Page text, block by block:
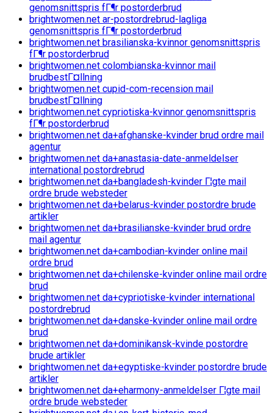
genomsnittspris fГ¶r postorderbrud
brightwomen.net ar-postordrebrud-lagliga
genomsnittspris fГ¶r postorderbrud
brightwomen.net brasilianska-kvinnor genomsnittspris
fГ¶r postorderbrud
brightwomen.net colombianska-kvinnor mail
brudbestГ¤llning
brightwomen.net cupid-com-recension mail
brudbestГ¤llning
brightwomen.net cypriotiska-kvinnor genomsnittspris
fГ¶r postorderbrud
brightwomen.net da+afghanske-kvinder brud ordre mail
agentur
brightwomen.net da+anastasia-date-anmeldelser
international postordrebrud
brightwomen.net da+bangladesh-kvinder Г¦gte mail
ordre brude websteder
brightwomen.net da+belarus-kvinder postordre brude
artikler
brightwomen.net da+brasilianske-kvinder brud ordre
mail agentur
brightwomen.net da+cambodian-kvinder online mail
ordre brud
brightwomen.net da+chilenske-kvinder online mail ordre
brud
brightwomen.net da+cypriotiske-kvinder international
postordrebrud
brightwomen.net da+danske-kvinder online mail ordre
brud
brightwomen.net da+dominikansk-kvinde postordre
brude artikler
brightwomen.net da+egyptiske-kvinder postordre brude
artikler
brightwomen.net da+eharmony-anmeldelser Г¦gte mail
ordre brude websteder